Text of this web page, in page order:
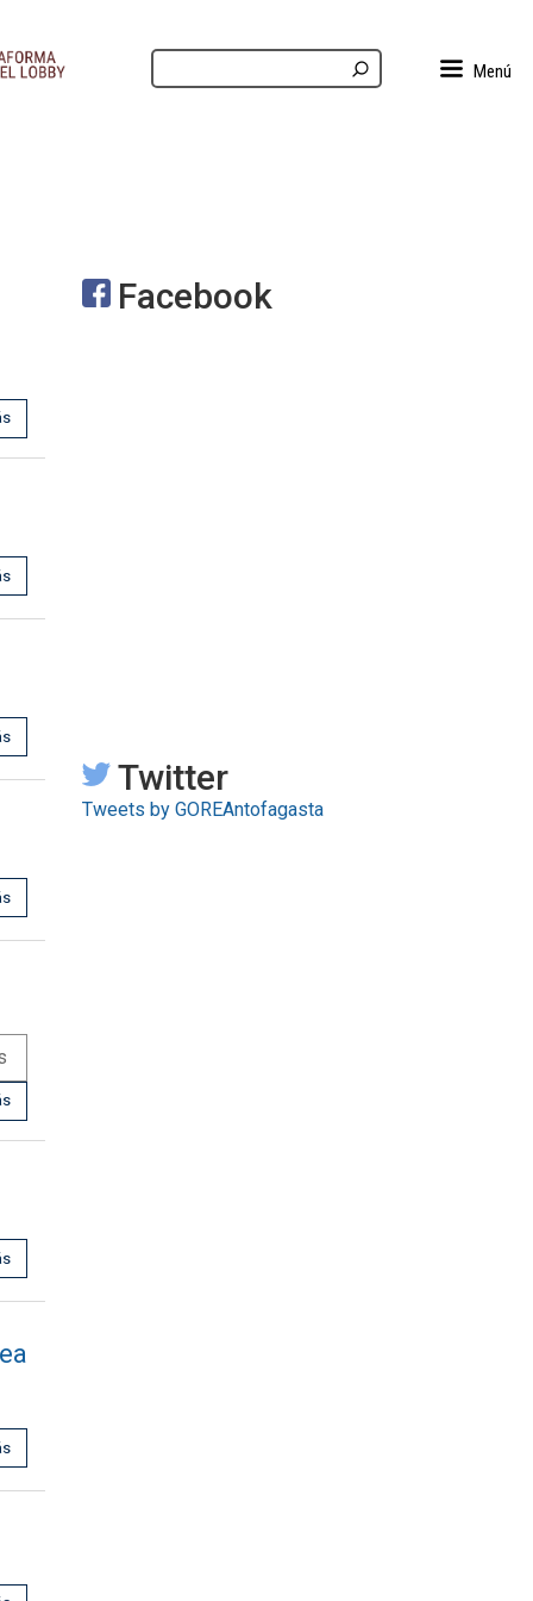
Menú
Facebook
Twitter
Tweets by GOREAntofagasta